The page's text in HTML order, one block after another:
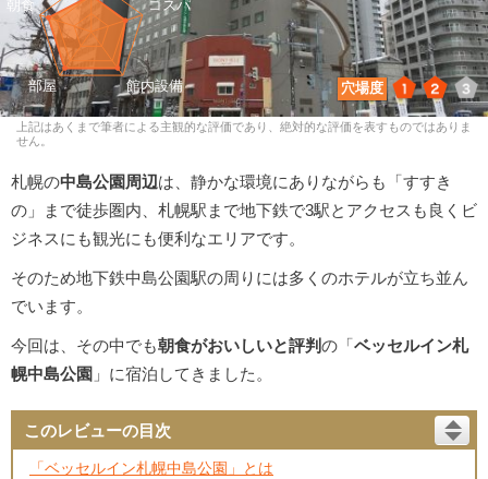
穴場度 1 2 3
上記はあくまで筆者による主観的な評価であり、絶対的な評価を表すものではありま
せん。
札幌の中島公園周辺 は、静かな環境にありながらも「すすき
の」まで徒歩圏内、札幌駅まで地下鉄で3駅とアクセスも良くビ
ジネスにも観光にも便利なエリアです。
そのため地下鉄中島公園駅の周りには多くのホテルが立ち並ん
でいます。
今回は、その中でも朝食がおいしいと評判の「ベッセルイン札
幌中島公園 」に宿泊してきました。
このレビューの目次
「ベッセルイン札幌中島公園」とは